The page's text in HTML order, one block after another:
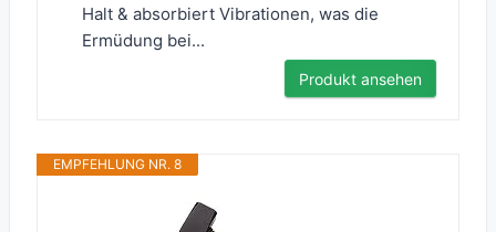
Halt & absorbiert Vibrationen, was die
Ermüdung bei...
Produkt ansehen
EMPFEHLUNG NR. 8